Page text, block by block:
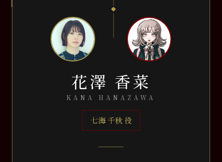
花澤 香菜
KANA HANAZAWA
七海 千秋 役